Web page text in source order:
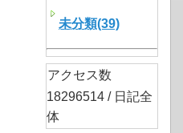
未分類(39)
アクセス数
18296514 / 日記全
体